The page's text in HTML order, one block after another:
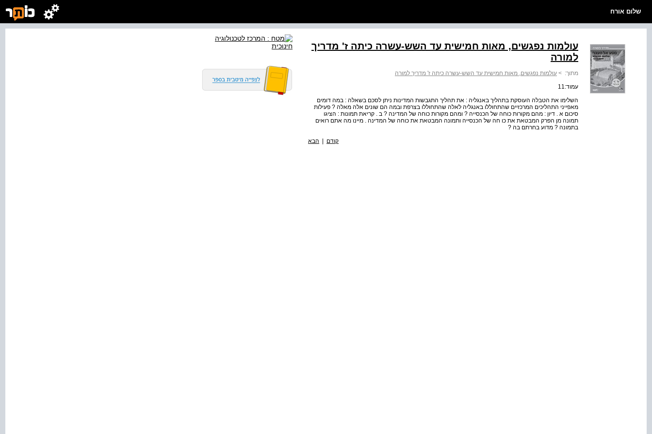
שלום אורח
עולמות נפגשים, מאות חמישית עד השש-עשרה כיתה ז' מדריך
למורה
מתוך: > עולמות נפגשים, מאות חמישית עד השש-עשרה כיתה ז' מדריך למורה
עמוד:11
השלימו את הטבלה העוסקת בתהליך באנגליה : את תהליך התגבשות המדינות ניתן לסכם בשאלה : במה דומים
מאפייני התהליכים המרכזיים שהתחוללו באנגליה לאלה שהתחוללו בצרפת ובמה הם שונים אלה מאלה ? פעילות
סיכום א . דיון : מהם מקורות כוחה של הכנסייה ? ומהם מקורות כוחה של המדינה ? ב . קריאת תמונות : הציגו
תמונה מן הפרק המבטאת את כו חה של הכנסייה ותמונה המבטאת את כוחה של המדינה . מיינו מה אתם רואים
בתמונה ? מדוע בחרתם בה ?
קודם | הבא